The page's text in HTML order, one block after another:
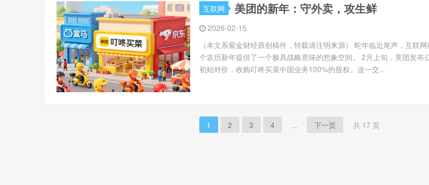
互联网 美团的新年：守外卖，攻生鲜
2026-02-15
（本文系紫金财经原创稿件，转载请注明来源） 蛇年临近尾声，互联
个农历新年提供了一个极具战略意味的想象空间。 2月上旬，美团发布
初始对价，收购叮咚买菜中国业务100%的股权。这一交...
1 2 3 4 下一页 共 17 页